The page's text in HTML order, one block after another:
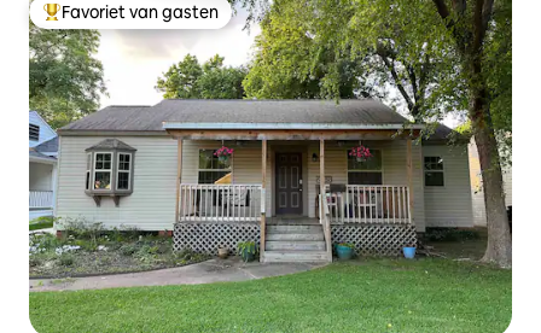
Topfavoriet van gasten
Favoriet van gasten